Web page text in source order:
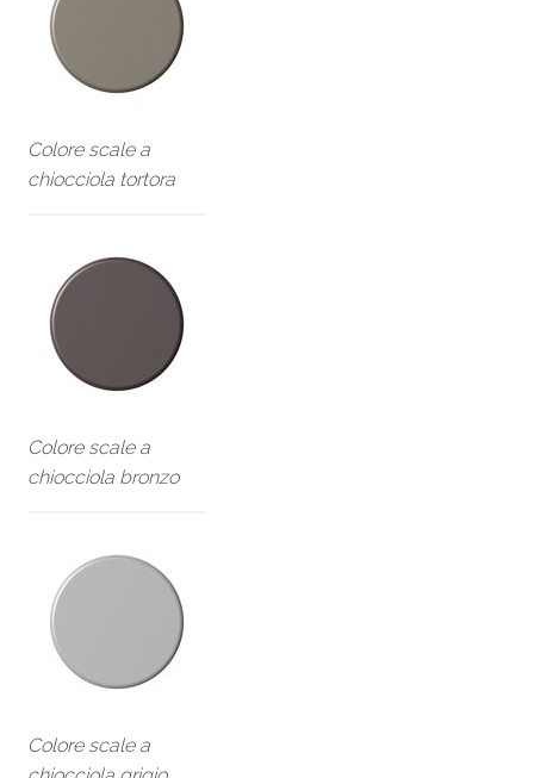
Colore scale a
chiocciola tortora
Colore scale a
chiocciola bronzo
Colore scale a